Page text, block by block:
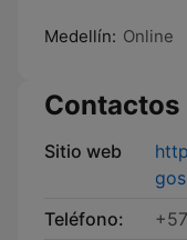
Medellín: Online
Contactos
Sitio web
Teléfono: